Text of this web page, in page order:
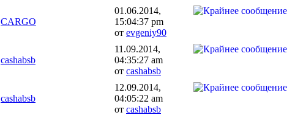
CARGO
01.06.2014,
15:04:37 pm
от evgeniy90
cashabsb
11.09.2014,
04:35:27 am
от cashabsb
cashabsb
12.09.2014,
04:05:22 am
от cashabsb